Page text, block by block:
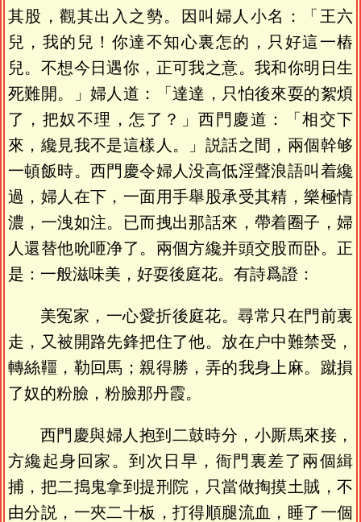
其股，觀其出入之勢。因叫婦人小名：「王六
兒，我的兒！你達不知心裏怎的，只好這一樁
兒。不想今日遇你，正可我之意。我和你明日生
死難開。」婦人道：「達達，只怕後來耍的絮煩
了，把奴不理，怎了？」西門慶道：「相交下
來，纔見我不是這樣人。」説話之間，兩個幹够
一頓飯時。西門慶令婦人没高低淫聲浪語叫着纔
過，婦人在下，一面用手舉股承受其精，樂極情
濃，一洩如注。已而拽出那話來，帶着圈子，婦
人還替他吮咂净了。兩個方纔并頭交股而卧。正
是：一般滋味美，好耍後庭花。有詩爲證：
美冤家，一心愛折後庭花。尋常只在門前裏
走，又被開路先鋒把住了他。放在户中難禁受，
轉絲韁，勒回馬；親得勝，弄的我身上麻。蹴損
了奴的粉臉，粉臉那丹霞。
西門慶與婦人抱到二鼓時分，小厮馬來接，
方纔起身回家。到次日早，衙門裏差了兩個緝
捕，把二搗鬼拿到提刑院，只當做掏摸土賊，不
由分説，一夾二十板，打得順腿流血，睡了一個